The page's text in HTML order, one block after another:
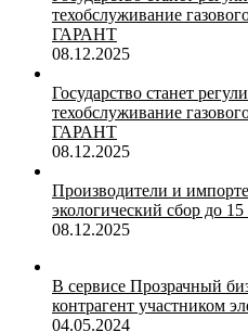
техобслуживание
ГАРАНТ
08.12.2025
Государство станет
техобслуживание
ГАРАНТ
08.12.2025
Производители и
экологический сбор до
08.12.2025
В сервисе Прозрачный
контрагент участником
04.05.2024